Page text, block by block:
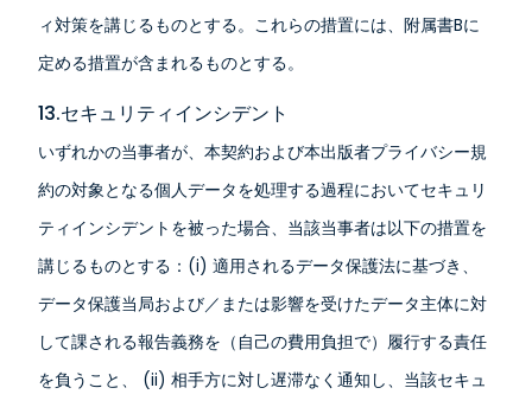
ィ対策を講じるものとする。これらの措置には、附属書Bに
定める措置が含まれるものとする。
13.セキュリティインシデント
いずれかの当事者が、本契約および本出版者プライバシー規
約の対象となる個人データを処理する過程においてセキュリ
ティインシデントを被った場合、当該当事者は以下の措置を
講じるものとする：(i) 適用されるデータ保護法に基づき、
データ保護当局および／または影響を受けたデータ主体に対
して課される報告義務を（自己の費用負担で）履行する責任
を負うこと、 (ii) 相手方に対し遅滞なく通知し、当該セキュ